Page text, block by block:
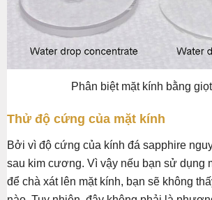
Phân biệt mặt kính bằng
Thử độ cứng của mặt kính
Bởi vì độ cứng của kính đá sapphire
sau kim cương. Vì vậy nếu bạn sử dụng
để chà xát lên mặt kính, bạn sẽ không